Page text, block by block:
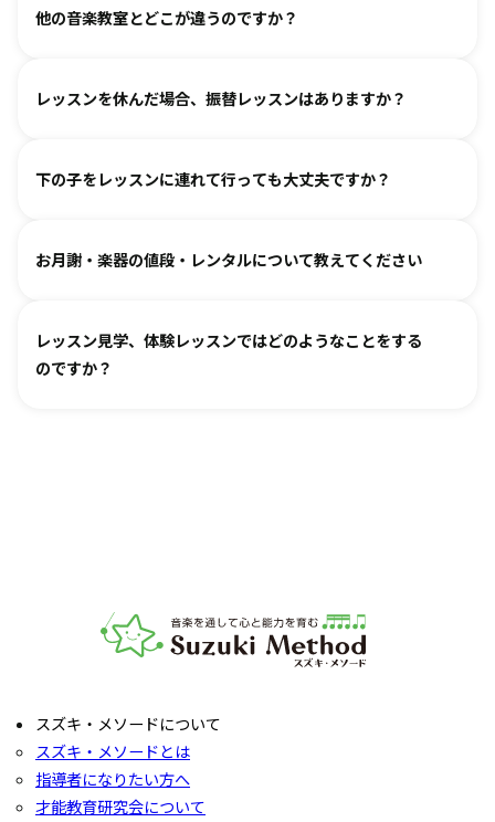
る、というお声も多くいただいております。
ご覧いただき、徐々に慣れていただくのがおすすめです。お
各指導者がお子様の様子を見ながら工夫をして指導していま
どを通して楽しみながら自然に読譜に慣れていきます。
他の音楽教室とどこが違うのですか？
言葉を身につけるのと同じように、まずはたくさん聴いて、
ァルトなどの名曲を弾けるようになります。指導者は 養成課
レッスンを休んだ場合、振替レッスンはありますか？
教室ごとに時間割を組んでおりますので、各教室までご相談
オンラインレッスン対応が可能な教室もございます。
下の子をレッスンに連れて行っても大丈夫ですか？
どうぞお連れください。まずはレッスン見学にお越しいただ
お月謝・楽器の値段・レンタルについて教えてください
お月謝は教室により異なります。 教室情報ページ をご参照く
ださい。
レッスン見学、体験レッスンではどのようなことをする
のですか？
音楽教室スズキ・メソード | 公益社団法人才能教育研究
スズキ・メソードについて
スズキ・メソードとは
指導者になりたい方へ
才能教育研究会について